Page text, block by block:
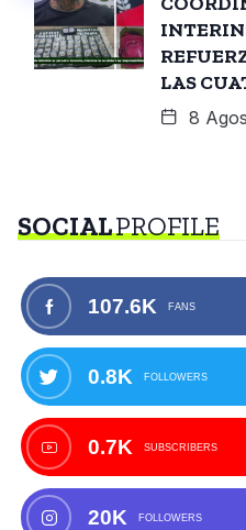
LAS
8
SOCIALPROFILE
107.6K FANS
0.8K FOLLOWERS
0.7K SUBSCRIBERS
20K FOLLOWERS